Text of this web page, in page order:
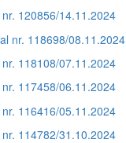
120856/14.11.2024
nr. 118698/08.11.2024
118108/07.11.2024
117458/06.11.2024
116416/05.11.2024
114782/31.10.2024